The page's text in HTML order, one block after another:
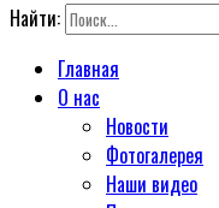
Найти:
Главная
О нас
Новости
Фотогалерея
Наши видео